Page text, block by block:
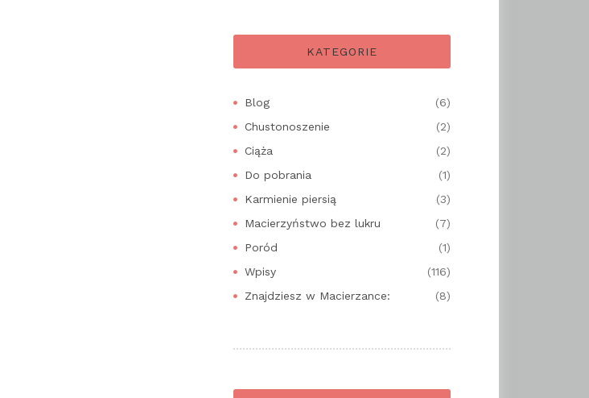
KATEGORIE
Blog
(6)
Chustonoszenie
(2)
Ciąża
(2)
Do pobrania
(1)
Karmienie piersią
(3)
Macierzyństwo bez lukru
(7)
Poród
(1)
Wpisy
(116)
Znajdziesz w Macierzance:
(8)